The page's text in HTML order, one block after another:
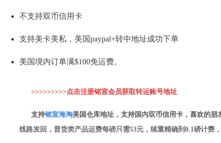
不支持双币信用卡
支持美卡美私，美国paypal+转中地址成功下单
美国境内订单满$100免运费。
>>>>>>>>>点击注册铭宣会员获取转运账号地址
支持铭宣海淘美国仓库地址，支持国内双币信用卡，喜欢的朋
线路发回，普货类产品运费每磅只需53元，续重精确到0.1磅计费，